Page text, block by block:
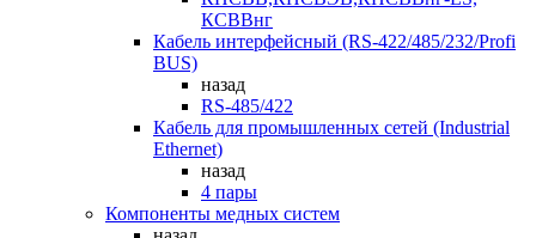
КСВВнг
Кабель интерфейсный (RS-422/485/232/Profi
BUS)
назад
RS-485/422
Кабель для промышленных сетей (Industrial
Ethernet)
назад
4 пары
Компоненты медных систем